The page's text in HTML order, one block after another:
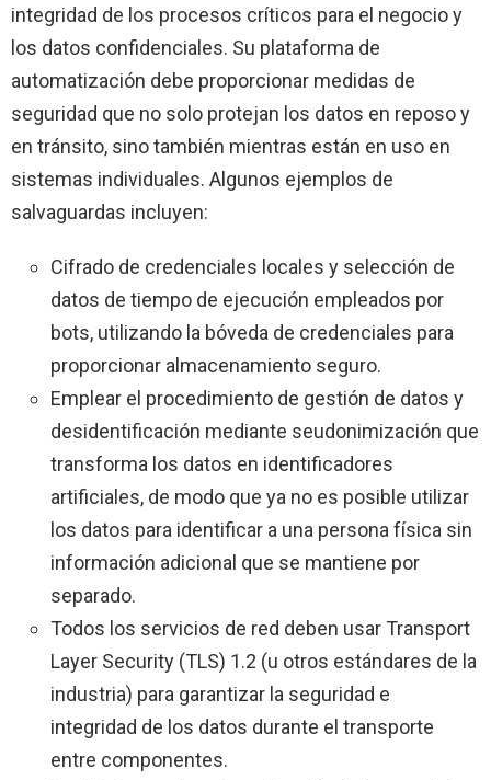
integridad de los procesos críticos para el negocio y
los datos confidenciales. Su plataforma de
automatización debe proporcionar medidas de
seguridad que no solo protejan los datos en reposo y
en tránsito, sino también mientras están en uso en
sistemas individuales. Algunos ejemplos de
salvaguardas incluyen:
Cifrado de credenciales locales y selección de
datos de tiempo de ejecución empleados por
bots, utilizando la bóveda de credenciales para
proporcionar almacenamiento seguro.
Emplear el procedimiento de gestión de datos y
desidentificación mediante seudonimización que
transforma los datos en identificadores
artificiales, de modo que ya no es posible utilizar
los datos para identificar a una persona física sin
información adicional que se mantiene por
separado.
Todos los servicios de red deben usar Transport
Layer Security (TLS) 1.2 (u otros estándares de la
industria) para garantizar la seguridad e
integridad de los datos durante el transporte
entre componentes.